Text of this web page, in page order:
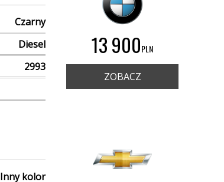
Czarny
Diesel
2993
13 900PLN
ZOBACZ
Inny kolor